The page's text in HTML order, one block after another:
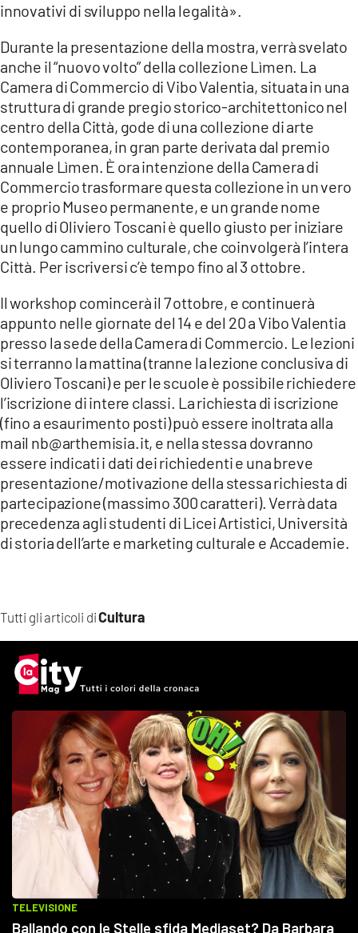
Tutti gli articoli diCultura
innovativi di sviluppo nella legalità».
Durante la presentazione della mostra, verrà svelato
anche il “nuovo volto” della collezione Lìmen. La
Camera di Commercio di Vibo Valentia, situata in una
struttura di grande pregio storico-architettonico nel
centro della Città, gode di una collezione di arte
contemporanea, in gran parte derivata dal premio
annuale Lìmen. È ora intenzione della Camera di
Commercio trasformare questa collezione in un vero
e proprio Museo permanente, e un grande nome
quello di Oliviero Toscani è quello giusto per iniziare
un lungo cammino culturale, che coinvolgerà l’intera
Città. Per iscriversi c’è tempo fino al 3 ottobre.
Il workshop comincerà il 7 ottobre, e continuerà
appunto nelle giornate del 14 e del 20 a Vibo Valentia
presso la sede della Camera di Commercio. Le lezioni
si terranno la mattina (tranne la lezione conclusiva di
Oliviero Toscani) e per le scuole è possibile richiedere
l’iscrizione di intere classi. La richiesta di iscrizione
(fino a esaurimento posti) può essere inoltrata alla
mail nb@arthemisia.it, e nella stessa dovranno
essere indicati i dati dei richiedenti e una breve
presentazione/motivazione della stessa richiesta di
partecipazione (massimo 300 caratteri). Verrà data
precedenza agli studenti di Licei Artistici, Università
di storia dell’arte e marketing culturale e Accademie.